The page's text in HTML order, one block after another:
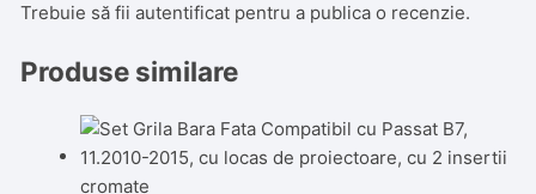
Trebuie să fiiautentificat pentru a publica o recenzie.
Produse similare